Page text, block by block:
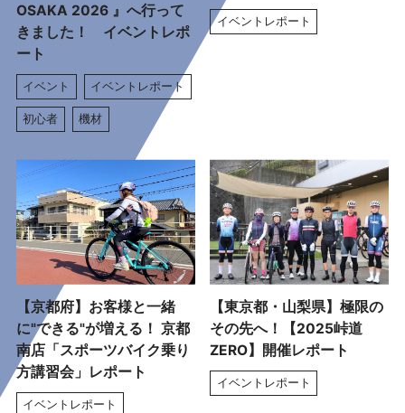
OSAKA 2026 』へ行って
きました！ イベントレポ
ート
イベント イベントレポート
初心者 機材
イベントレポート
【京都府】お客様と一緒
に"できる"が増える！ 京都
南店「スポーツバイク乗り
方講習会」レポート
イベントレポート
【東京都・山梨県】極限の
その先へ！【2025峠道
ZERO】開催レポート
イベントレポート